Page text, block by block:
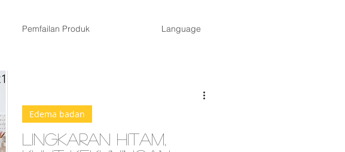
Pemfailan Produk Language
Lingkaran hitam,
Edema badan